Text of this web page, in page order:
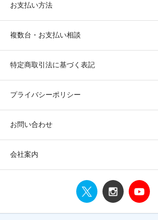
お支払い方法
複数台・お支払い相談
特定商取引法に基づく表記
プライバシーポリシー
お問い合わせ
会社案内